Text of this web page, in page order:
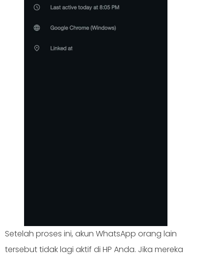
Setelah proses ini, akun WhatsApp orang lain
tersebut tidak lagi aktif di HP Anda. Jika mereka